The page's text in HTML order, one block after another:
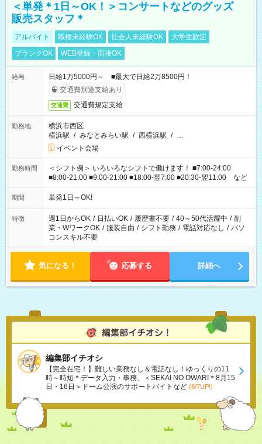
＜単発＊1日～OK！＞コンサートなどのグッズ
販売スタッフ＊
アルバイト 職種未経験OK 社会人未経験OK
大学生歓迎
ブランクOK
WEB登録・面接OK
給与
日給1万5000円～ ■最大で日給2万8500円！
交通費別途支給あり
交通費 交通費規定支給
勤務地
横浜市西区
横浜駅 / みなとみらい駅 / 西横浜駅 / …
イベント会場
勤務時間
＜シフト例＞ いろいろなシフトで働けます！ ■7:00-24:00
■8:00-21:00 ■9:00-21:00 ■18:00-翌7:00 ■20:30-翌11:00 など
期間 単発1日～OK!
特徴 週1日からOK / 日払いOK / 履歴書不要 / 40～50代活躍中 / 副
業・WワークOK / 服装自由 / シフト勤務 / 電話対応なし / パソ
コンスキル不要
気になる！ 応募する 詳細へ
編集部イチオシ
【完全在宅！】難しい業務なし＆電話なし！ゆっくりの11
時～時短＊データ入力・事務、＜SEKAI NO OWARI＊8月15
日・16日＞ドーム公演のサポートバイトなど (8/7UP!)